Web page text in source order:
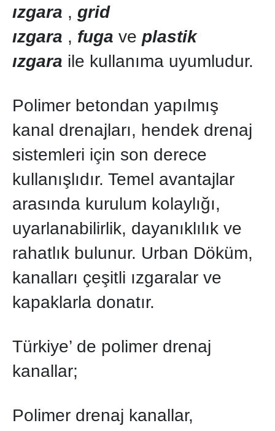
ızgara , grid
ızgara , fuga ve plastik
ızgara ile kullanıma uyumludur.
Polimer betondan yapılmış
kanal drenajları, hendek drenaj
sistemleri için son derece
kullanışlıdır. Temel avantajlar
arasında kurulum kolaylığı,
uyarlanabilirlik, dayanıklılık ve
rahatlık bulunur. Urban Döküm,
kanalları çeşitli ızgaralar ve
kapaklarla donatır.
Türkiye’ de polimer drenaj
kanallar;
Polimer drenaj kanallar,